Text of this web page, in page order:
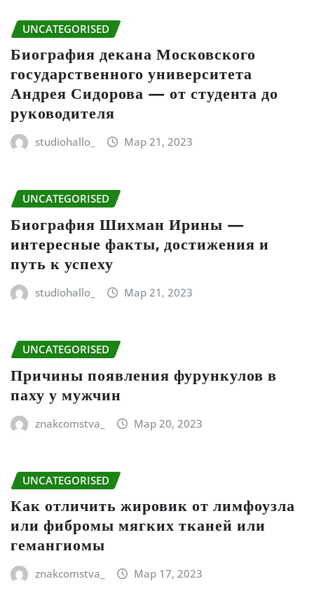
UNCATEGORISED
Биография декана Московского
государственного университета
Андрея Сидорова — от студента до
руководителя
studiohallo_ Мар 21, 2023
UNCATEGORISED
Биография Шихман Ирины —
интересные факты, достижения и
путь к успеху
studiohallo_ Мар 21, 2023
UNCATEGORISED
Причины появления фурункулов в
паху у мужчин
znakcomstva_ Мар 20, 2023
UNCATEGORISED
Как отличить жировик от лимфоузла
или фибромы мягких тканей или
гемангиомы
znakcomstva_ Мар 17, 2023